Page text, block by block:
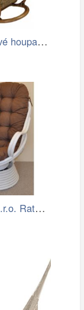
Vingo Ratanové houpací křeslo - hnědé
Axin Trading s.r.o. Ratanové houpací…